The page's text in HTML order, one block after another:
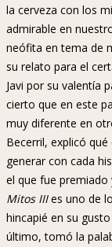
la cerveza con los
admirable en
neófita en tema de
su relato para el
Javi por su valentía
cierto que en este
muy diferente en
Becerril, explicó
generar con cada
el que fue
Mitos IIIes uno de
hincapié en su
último, tomó la